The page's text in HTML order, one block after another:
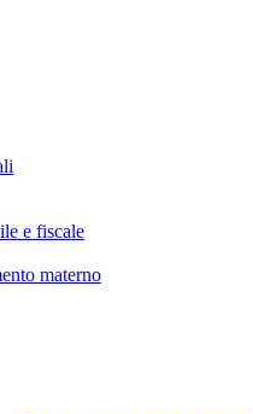
e fiscale
materno